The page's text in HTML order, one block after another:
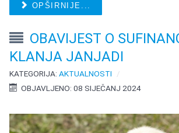
OPŠIRNIJE...
OBAVIJEST O
KLANJA JANJADI
KATEGORIJA:AKTUALNOSTI
OBJAVLJENO: 08 SIJEČANJ 2024